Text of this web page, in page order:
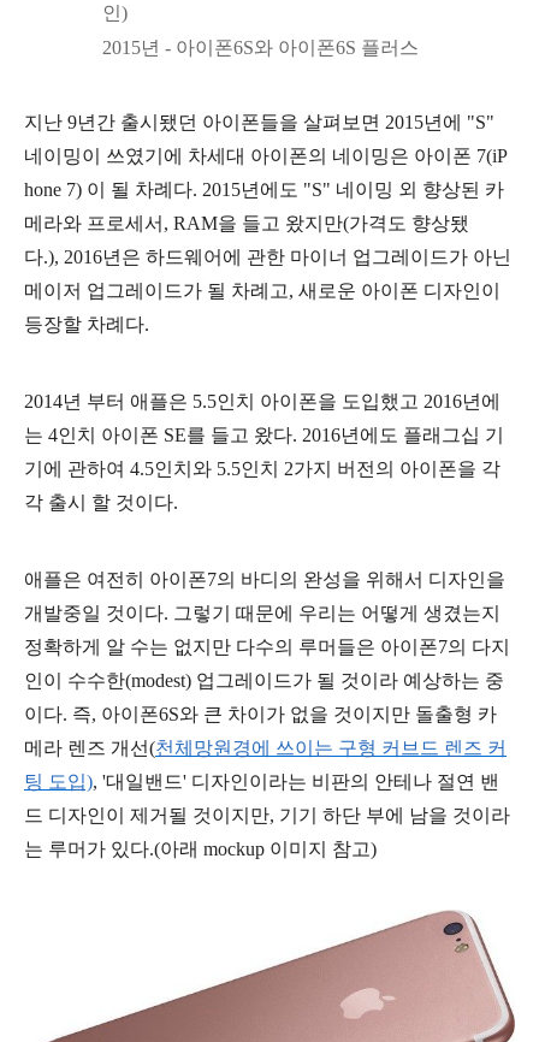
인)
2015년 - 아이폰6S와 아이폰6S 플러스
지난 9년간 출시됐던 아이폰들을 살펴보면 2015년에 "S"
네이밍이 쓰였기에 차세대 아이폰의 네이밍은 아이폰 7(iP
hone 7) 이 될 차례다. 2015년에도 "S" 네이밍 외 향상된 카
메라와 프로세서, RAM을 들고 왔지만(가격도 향상됐
다.), 2016년은 하드웨어에 관한 마이너 업그레이드가 아닌
메이저 업그레이드가 될 차례고, 새로운 아이폰 디자인이
등장할 차례다.
2014년 부터 애플은 5.5인치 아이폰을 도입했고 2016년에
는 4인치 아이폰 SE를 들고 왔다. 2016년에도 플래그십 기
기에 관하여 4.5인치와 5.5인치 2가지 버전의 아이폰을 각
각 출시 할 것이다.
애플은 여전히 아이폰7의 바디의 완성을 위해서 디자인을
개발중일 것이다. 그렇기 때문에 우리는 어떻게 생겼는지
정확하게 알 수는 없지만 다수의 루머들은 아이폰7의 다지
인이 수수한(modest) 업그레이드가 될 것이라 예상하는 중
이다. 즉, 아이폰6S와 큰 차이가 없을 것이지만 돌출형 카
메라 렌즈 개선(천체망원경에 쓰이는 구형 커브드 렌즈 커
팅 도입), '대일밴드' 디자인이라는 비판의 안테나 절연 밴
드 디자인이 제거될 것이지만, 기기 하단 부에 남을 것이라
는 루머가 있다.(아래 mockup 이미지 참고)